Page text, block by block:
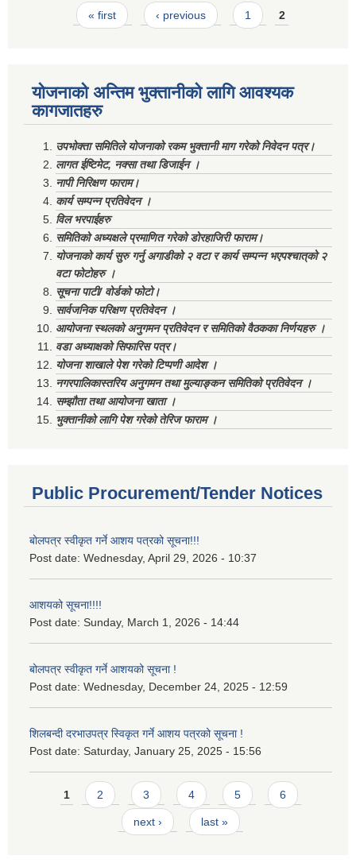
Pages« first ‹ previous 1 2
योजनाको अन्तिम भुक्तानीको लागि आवश्यक
कागजातहरु
उपभोक्ता समितिले योजनाको रकम भुक्तानी माग गरेको निवेदन पत्र।
लागत ईष्टिमेट, नक्सा तथा डिजाईन ।
नापी निरिक्षण फाराम।
कार्य सम्पन्न प्रतिवेदन ।
विल भरपाईहरु
समितिको अध्यक्षले प्रमाणित गरेको डोरहाजिरी फाराम।
योजनाको कार्य सुरु गर्नु अगाडीको २ वटा र कार्य सम्पन्न भएपश्चात्‌को २
वटा फोटोहरु ।
सूचना पाटी/ वोर्डको फोटो।
सार्वजनिक परिक्षण प्रतिवेदन ।
आयोजना स्थलको अनुगमन प्रतिवेदन र समितिको वैठकका निर्णयहरु ।
वडा अध्याक्षको सिफारिस पत्र।
योजना शाखाले पेश गरेको टिप्पणी आदेश ।
नगरपालिकास्तरिय अनुगमन तथा मुल्याङ्कन समितिको प्रतिवेदन ।
सम्झौता तथा आयोजना खाता ।
भुक्तानीको लागि पेश गरेको तेरिज फाराम ।
Public Procurement/Tender Notices
बोलपत्र स्वीकृत गर्ने आशय पत्रको सूचना!!!
Post date: Wednesday, April 29, 2026 - 10:37
आशयको सूचना!!!!
Post date: Sunday, March 1, 2026 - 14:44
बोलपत्र स्वीकृत गर्ने आशयको सूचना !
Post date: Wednesday, December 24, 2025 - 12:59
शिलबन्दी दरभाउपत्र स्विकृत गर्ने आशय पत्रको सूचना !
Post date: Saturday, January 25, 2025 - 15:56
Pages
1 2 3 4 5 6
next › last »